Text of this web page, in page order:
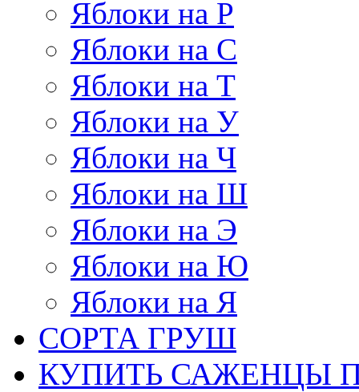
Яблоки на Р
Яблоки на С
Яблоки на Т
Яблоки на У
Яблоки на Ч
Яблоки на Ш
Яблоки на Э
Яблоки на Ю
Яблоки на Я
СОРТА ГРУШ
КУПИТЬ САЖЕНЦЫ